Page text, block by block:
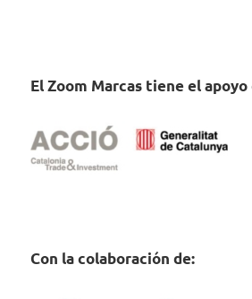
El Zoom Marcas tiene el apoyo
Con la colaboración de: